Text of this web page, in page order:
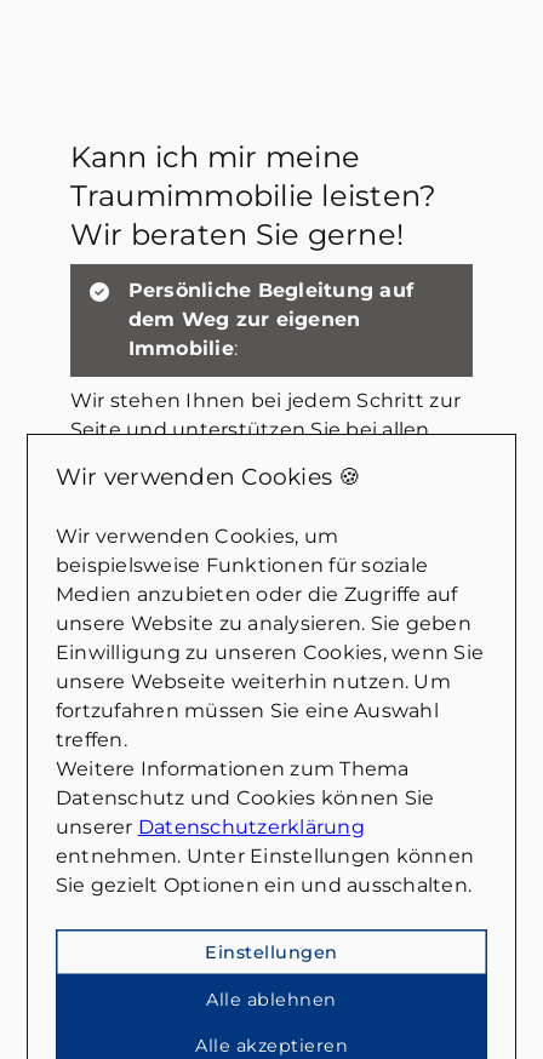
Kann ich mir meine
Traumimmobilie leisten?
Wir beraten Sie gerne!
Persönliche Begleitung auf
dem Weg zur eigenen
Immobilie:
Wir stehen Ihnen bei jedem Schritt zur
Seite und unterstützen Sie bei allen
den Immobilienkauf.
Beratung zu Ihren
Finanzierungsoptionen:
Unsere Experten analysieren Ihre
finanzielle Situation und zeigen Ihnen
maßgeschneiderte
Finanzierungsmodelle auf, die zu Ihren
Bedürfnissen passen.
Bitte füllen Sie das Formular
aus:
Nehmen Sie sich einen Moment Zeit,
um das Formular auszufüllen. Dies hilft
uns, Ihre individuelle Situation besser
zu verstehen und gezielte Beratung
Angaben zur finanziellen Situation
Wir verwenden Cookies 🍪
Wir verwenden Cookies, um
beispielsweise Funktionen für soziale
Medien anzubieten oder die Zugriffe auf
unsere Website zu analysieren. Sie geben
Einwilligung zu unseren Cookies, wenn Sie
unsere Webseite weiterhin nutzen. Um
fortzufahren müssen Sie eine Auswahl
treffen.
Weitere Informationen zum Thema
Datenschutz und Cookies können Sie
unserer Datenschutzerklärung
entnehmen. Unter Einstellungen können
Sie gezielt Optionen ein und ausschalten.
Einstellungen
Alle ablehnen
Alle akzeptieren